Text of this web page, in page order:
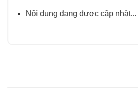
Nội dung đang được cập nhật...